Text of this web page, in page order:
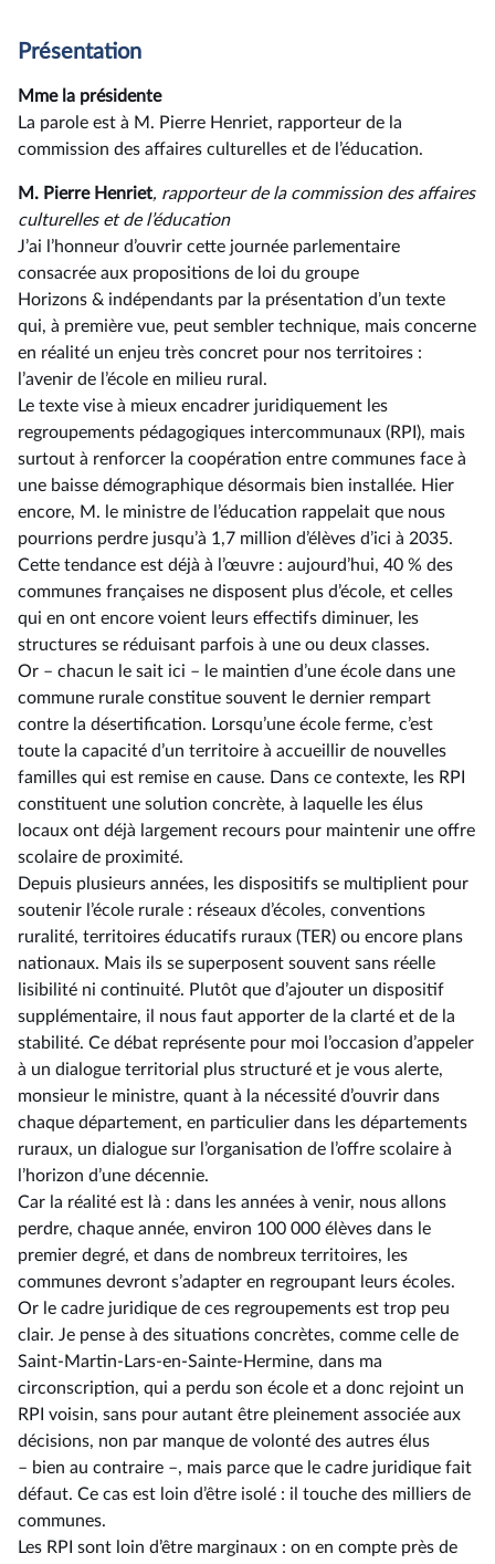
Présentation
Mme la présidente
La parole est à M. Pierre Henriet, rapporteur de la
commission des affaires culturelles et de l’éducation.
M. Pierre Henriet, rapporteur de la commission des affaires
culturelles et de l’éducation
J’ai l’honneur d’ouvrir cette journée parlementaire
consacrée aux propositions de loi du groupe
Horizons & indépendants par la présentation d’un texte
qui, à première vue, peut sembler technique, mais concerne
en réalité un enjeu très concret pour nos territoires :
l’avenir de l’école en milieu rural.
Le texte vise à mieux encadrer juridiquement les
regroupements pédagogiques intercommunaux (RPI), mais
surtout à renforcer la coopération entre communes face à
une baisse démographique désormais bien installée. Hier
encore, M. le ministre de l’éducation rappelait que nous
pourrions perdre jusqu’à 1,7 million d’élèves d’ici à 2035.
Cette tendance est déjà à l’œuvre : aujourd’hui, 40 % des
communes françaises ne disposent plus d’école, et celles
qui en ont encore voient leurs effectifs diminuer, les
structures se réduisant parfois à une ou deux classes.
Or –⁠ chacun le sait ici – le maintien d’une école dans une
commune rurale constitue souvent le dernier rempart
contre la désertification. Lorsqu’une école ferme, c’est
toute la capacité d’un territoire à accueillir de nouvelles
familles qui est remise en cause. Dans ce contexte, les RPI
constituent une solution concrète, à laquelle les élus
locaux ont déjà largement recours pour maintenir une offre
scolaire de proximité.
Depuis plusieurs années, les dispositifs se multiplient pour
soutenir l’école rurale : réseaux d’écoles, conventions
ruralité, territoires éducatifs ruraux (TER) ou encore plans
nationaux. Mais ils se superposent souvent sans réelle
lisibilité ni continuité. Plutôt que d’ajouter un dispositif
supplémentaire, il nous faut apporter de la clarté et de la
stabilité. Ce débat représente pour moi l’occasion d’appeler
à un dialogue territorial plus structuré et je vous alerte,
monsieur le ministre, quant à la nécessité d’ouvrir dans
chaque département, en particulier dans les départements
ruraux, un dialogue sur l’organisation de l’offre scolaire à
l’horizon d’une décennie.
Car la réalité est là : dans les années à venir, nous allons
perdre, chaque année, environ 100 000 élèves dans le
premier degré, et dans de nombreux territoires, les
communes devront s’adapter en regroupant leurs écoles.
Or le cadre juridique de ces regroupements est trop peu
clair. Je pense à des situations concrètes, comme celle de
Saint-Martin-Lars-en-Sainte-Hermine, dans ma
circonscription, qui a perdu son école et a donc rejoint un
RPI voisin, sans pour autant être pleinement associée aux
décisions, non par manque de volonté des autres élus
–⁠ bien au contraire –, mais parce que le cadre juridique fait
défaut. Ce cas est loin d’être isolé : il touche des milliers de
communes.
Les RPI sont loin d’être marginaux : on en compte près de